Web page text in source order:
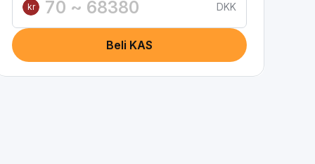
kr
DKK
Beli KAS